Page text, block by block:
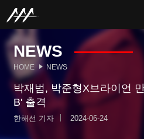
NEWS
HOME NEWS
박재범, 박준형X브라이언
B' 출격
한해선 기자 2024-06-24